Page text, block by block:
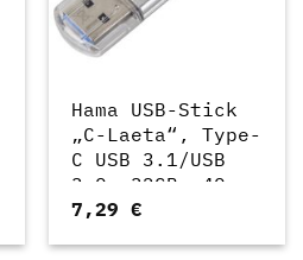
Hama USB-Stick
„C-Laeta“, Type-
C USB 3.1/USB
3.0, 32GB, 40
MB/s, Silber
7,29€